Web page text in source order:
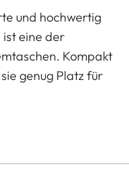
und hochwertig
eine der
Kompakt
genug Platz für
große
und sicher